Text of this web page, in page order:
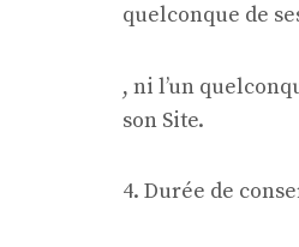
quelconque de
, ni l’un
son Site.
4. Durée de